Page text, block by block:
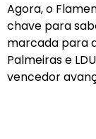
Agora, o
chave para
marcada para
Palmeiras e
vencedor